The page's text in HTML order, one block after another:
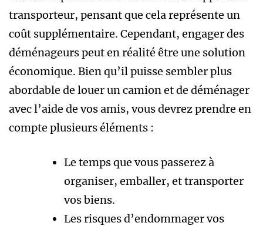
transporteur, pensant que cela représente un
coût supplémentaire. Cependant, engager des
déménageurs peut en réalité être une solution
économique. Bien qu’il puisse sembler plus
abordable de louer un camion et de déménager
avec l’aide de vos amis, vous devrez prendre en
compte plusieurs éléments :
Le temps que vous passerez à
organiser, emballer, et transporter
vos biens.
Les risques d’endommager vos